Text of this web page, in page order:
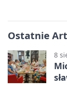
Ostatnie
8